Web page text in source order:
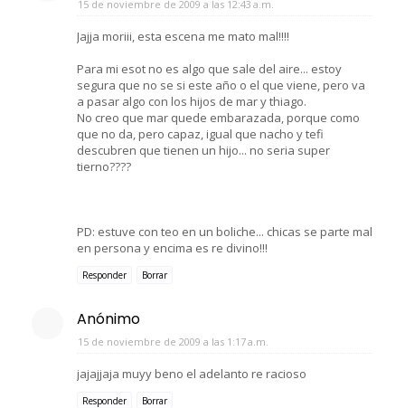
15 de noviembre de 2009 a las 12:43 a.m.
Jajja moriii, esta escena me mato mal!!!!
Para mi esot no es algo que sale del aire... estoy
segura que no se si este año o el que viene, pero va
a pasar algo con los hijos de mar y thiago.
No creo que mar quede embarazada, porque como
que no da, pero capaz, igual que nacho y tefi
descubren que tienen un hijo... no seria super
tierno????
PD: estuve con teo en un boliche... chicas se parte mal
en persona y encima es re divino!!!
Responder Borrar
Anónimo
15 de noviembre de 2009 a las 1:17 a.m.
jajajjaja muyy beno el adelanto re racioso
Responder Borrar